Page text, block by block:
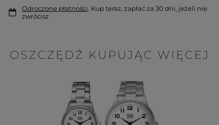
Odroczone płatności. Kup teraz, zapłać za 30 dni, jeżeli nie
zwrócisz
OSZCZĘDŹ KUPUJĄC WIĘCEJ